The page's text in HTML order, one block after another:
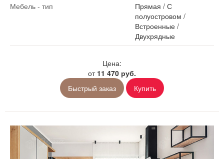
Мебель - тип
Прямая / С
полуостровом /
Встроенные/
Двухрядные
Цена:
от 11 470 руб.
Быстрый заказ
Купить